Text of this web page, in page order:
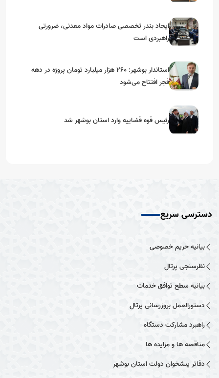
ایجاد بندر تخصصی صادرات مواد معدنی، ضرورتی
راهبردی است
استاندار بوشهر: ۲۶۰ هزار میلیارد تومان پروژه در دهه
فجر افتتاح می‌شود
رئیس قوه قضاییه وارد استان بوشهر شد
دسترسی سریع
بیانیه حریم خصوصی
نظرسنجی پرتال
بیانیه سطح توافق خدمات
دستورالعمل بروزرسانی پرتال
راهبرد مشارکت دستگاه
مناقصه ها و مزایده ها
دفاتر پیشخوان دولت استان بوشهر